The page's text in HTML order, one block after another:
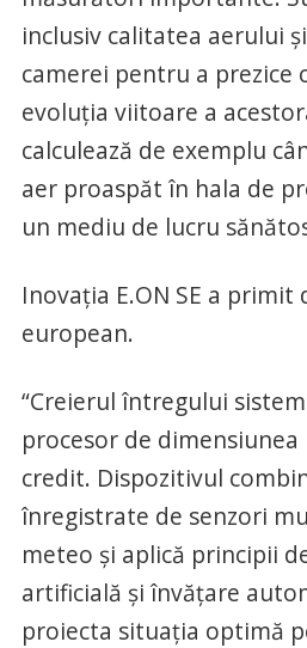
inclusiv calitatea aerului
camerei pentru a prezice
evoluția viitoare a
calculează de exemplu
aer proaspăt în hala de
un mediu de lucru
Inovația E.ON SE a
european.
“Creierul întregului
procesor de
credit. Dispozitivul
înregistrate de senzori
meteo și aplică principii
artificială și învățare
proiecta situația optimă